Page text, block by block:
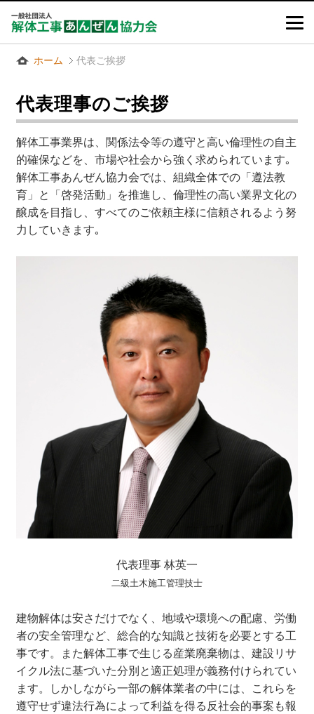
ホーム 代表ご挨拶
代表理事のご挨拶
解体工事業界は、関係法令等の遵守と高い倫理性の自主
的確保などを、市場や社会から強く求められています｡
解体工事あんぜん協力会では、組織全体での「遵法教
育」と「啓発活動」を推進し、倫理性の高い業界文化の
醸成を目指し、すべてのご依頼主様に信頼されるよう努
力していきます｡
代表理事 林英一
二級土木施工管理技士
建物解体は安さだけでなく、地域や環境への配慮、労働
者の安全管理など、総合的な知識と技術を必要とする工
事です。また解体工事で生じる産業廃棄物は、建設リサ
イクル法に基づいた分別と適正処理が義務付けられてい
ます。しかしながら一部の解体業者の中には、これらを
遵守せず違法行為によって利益を得る反社会的事案も報